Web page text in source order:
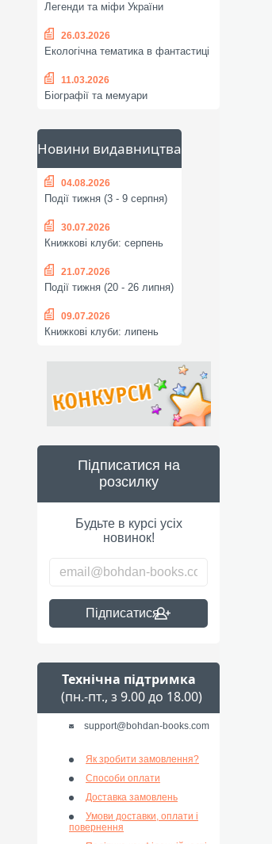
Легенди та міфи України
26.03.2026
Екологічна тематика в фантастиці
11.03.2026
Біографії та мемуари
Новини видавництва
04.08.2026
Події тижня (3 - 9 серпня)
30.07.2026
Книжкові клуби: серпень
21.07.2026
Події тижня (20 - 26 липня)
09.07.2026
Книжкові клуби: липень
Підписатися на
розсилку
Будьте в курсі усіх
новинок!
Підписатися
Технічна підтримка
(пн.-пт., з 9.00 до 18.00)
support@bohdan-books.com
Як зробити замовлення?
Способи оплати
Доставка замовлень
Умови доставки, оплати і
повернення